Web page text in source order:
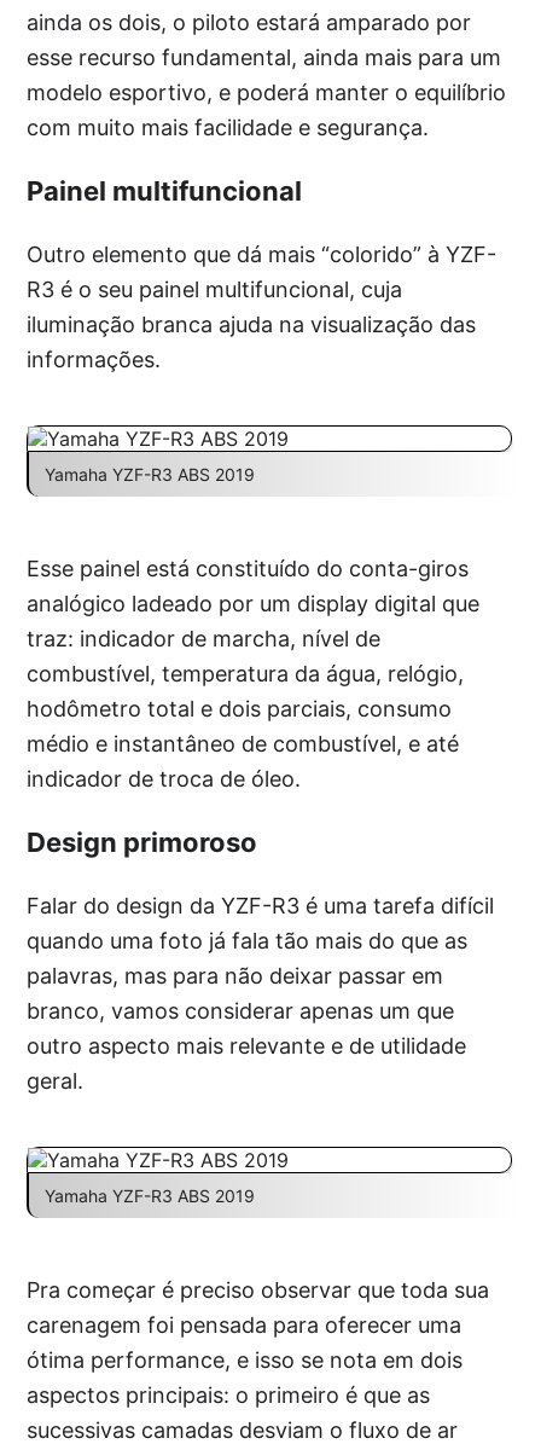
ainda os dois, o piloto estará amparado por
esse recurso fundamental, ainda mais para um
modelo esportivo, e poderá manter o equilíbrio
com muito mais facilidade e segurança.
Painel multifuncional
Outro elemento que dá mais “colorido” à YZF-
R3 é o seu painel multifuncional, cuja
iluminação branca ajuda na visualização das
informações.
Yamaha YZF-R3 ABS 2019
Esse painel está constituído do conta-giros
analógico ladeado por um display digital que
traz: indicador de marcha, nível de
combustível, temperatura da água, relógio,
hodômetro total e dois parciais, consumo
médio e instantâneo de combustível, e até
indicador de troca de óleo.
Design primoroso
Falar do design da YZF-R3 é uma tarefa difícil
quando uma foto já fala tão mais do que as
palavras, mas para não deixar passar em
branco, vamos considerar apenas um que
outro aspecto mais relevante e de utilidade
geral.
Yamaha YZF-R3 ABS 2019
Pra começar é preciso observar que toda sua
carenagem foi pensada para oferecer uma
ótima performance, e isso se nota em dois
aspectos principais: o primeiro é que as
sucessivas camadas desviam o fluxo de ar